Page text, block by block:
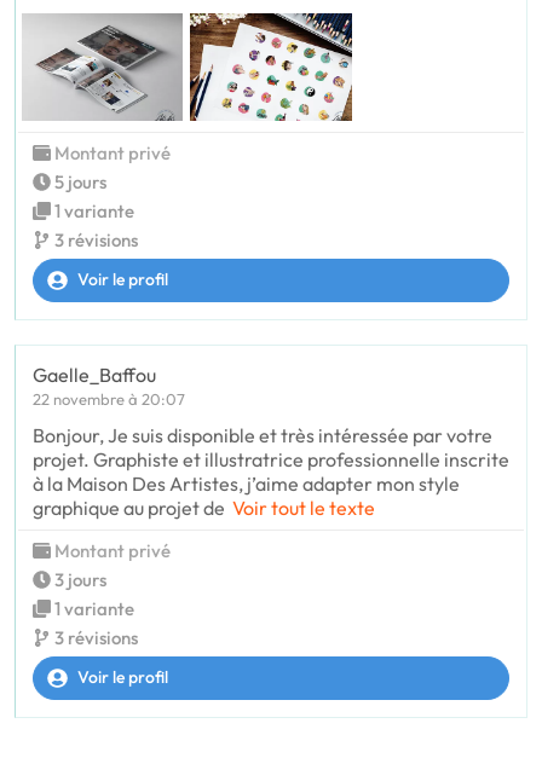
Montant privé
5 jours
1 variante
3 révisions
Voir le profil
Gaelle_Baffou
22 novembre à 20:07
Bonjour, Je suis disponible et très intéressée par votre
projet. Graphiste et illustratrice professionnelle inscrite
à la Maison Des Artistes, j’aime adapter mon style
graphique au projet de Voir tout le texte
Montant privé
3 jours
1 variante
3 révisions
Voir le profil